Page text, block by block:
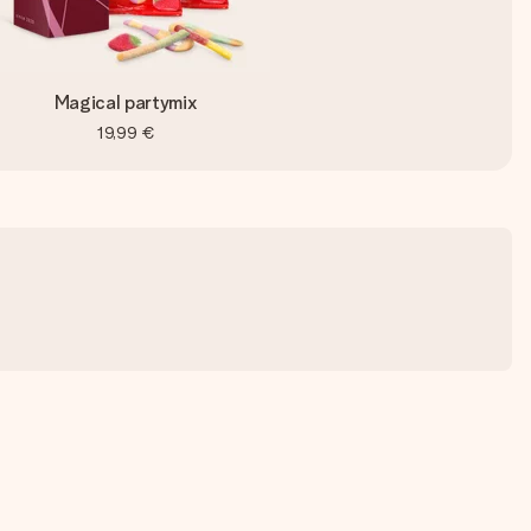
Magical partymix
19,99 €